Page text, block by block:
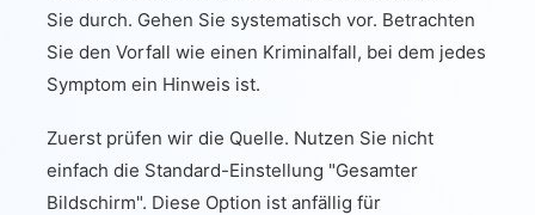
Sie durch. Gehen Sie systematisch vor. Betrachten
Sie den Vorfall wie einen Kriminalfall, bei dem jedes
Symptom ein Hinweis ist.
Zuerst prüfen wir die Quelle. Nutzen Sie nicht
einfach die Standard-Einstellung "Gesamter
Bildschirm". Diese Option ist anfällig für